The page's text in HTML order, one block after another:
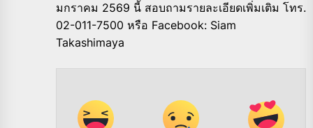
มกราคม 2569 นี้ สอบถามรายละเอียดเพิ่มเติม โทร.
02-011-7500 หรือ Facebook: Siam
Takashimaya